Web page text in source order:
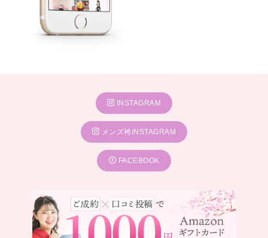
INSTAGRAM
メンズ袴INSTAGRAM
FACEBOOK